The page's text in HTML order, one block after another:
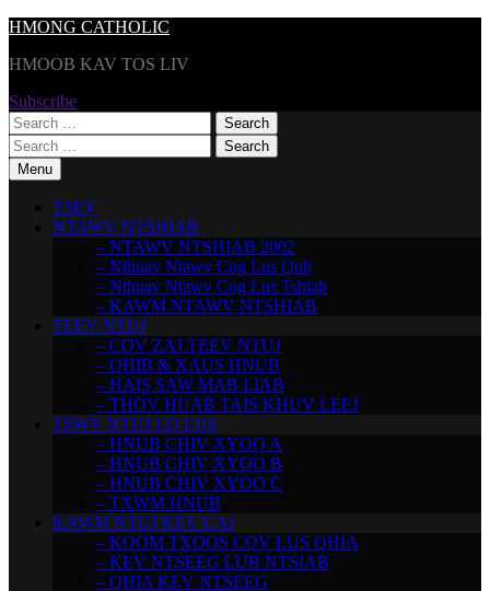
Skip
content
HMONG CATHOLIC
HMOOB KAV TOS LIV
Subscribe
Search
for:
Search
for:Menu
TSEV
NTAWV NTSHIAB
– NTAWV NTSHIAB 2002
– Nthuav Ntawv Cog Lus Qub
– Nthuav Ntawv Cog Lus Tshiab
– KAWM NTAWV NTSHIAB
TEEV NTUJ
– COV ZAJ TEEV NTUJ
– QHIB & XAUS HNUB
– HAIS SAW MAB LIAB
– THOV HUAB TAIS KHUV LEEJ
TSWV NTUJ LO LUS
– HNUB CHIV XYOO A
– HNUB CHIV XYOO B
– HNUB CHIV XYOO C
– TXWM HNUB
KAWM NTUJ KEV CAI
– KOOM TXOOS COV LUS QHIA
– KEV NTSEEG LUB NTSIAB
– QHIA KEV NTSEEG